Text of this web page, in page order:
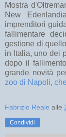
Mostra
New
imprenditori
fallimentare
gestione di
in Italia, uno dei
dopo il
grande novità
zoo di Napoli,
Fabrizio Reale alle
Condividi